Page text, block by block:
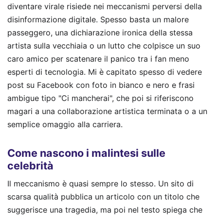
diventare virale risiede nei meccanismi perversi della
disinformazione digitale. Spesso basta un malore
passeggero, una dichiarazione ironica della stessa
artista sulla vecchiaia o un lutto che colpisce un suo
caro amico per scatenare il panico tra i fan meno
esperti di tecnologia. Mi è capitato spesso di vedere
post su Facebook con foto in bianco e nero e frasi
ambigue tipo "Ci mancherai", che poi si riferiscono
magari a una collaborazione artistica terminata o a un
semplice omaggio alla carriera.
Come nascono i malintesi sulle
celebrità
Il meccanismo è quasi sempre lo stesso. Un sito di
scarsa qualità pubblica un articolo con un titolo che
suggerisce una tragedia, ma poi nel testo spiega che